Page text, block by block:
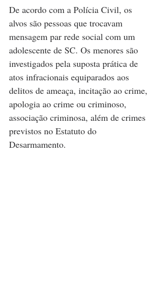
De acordo com a Polícia Civil, os
alvos são pessoas que trocavam
mensagem par rede social com um
adolescente de SC. Os menores são
investigados pela suposta prática de
atos infracionais equiparados aos
delitos de ameaça, incitação ao crime,
apologia ao crime ou criminoso,
associação criminosa, além de crimes
previstos no Estatuto do
Desarmamento.